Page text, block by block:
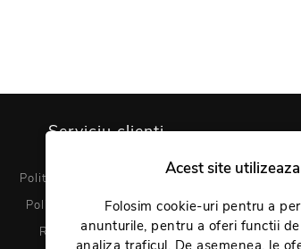
Serviciu clienți
Politica de utilizare cookie-uri
Politica de confidentialitate
Regulament Giveaway
Acest site
Folosim cookie-uri pentru a
anunturile, pentru a oferi functii
analiza traficul. De asemenea, le